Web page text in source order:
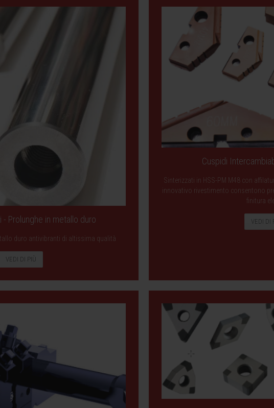
- Prolunghe in metallo duro
duro antivibranti di altissima qualità
VEDI DI PIÙ
Cuspidi
Sinterizzati in HSS-PM M48 con
innovativo rivestimento consentono
finitura
VEDI DI